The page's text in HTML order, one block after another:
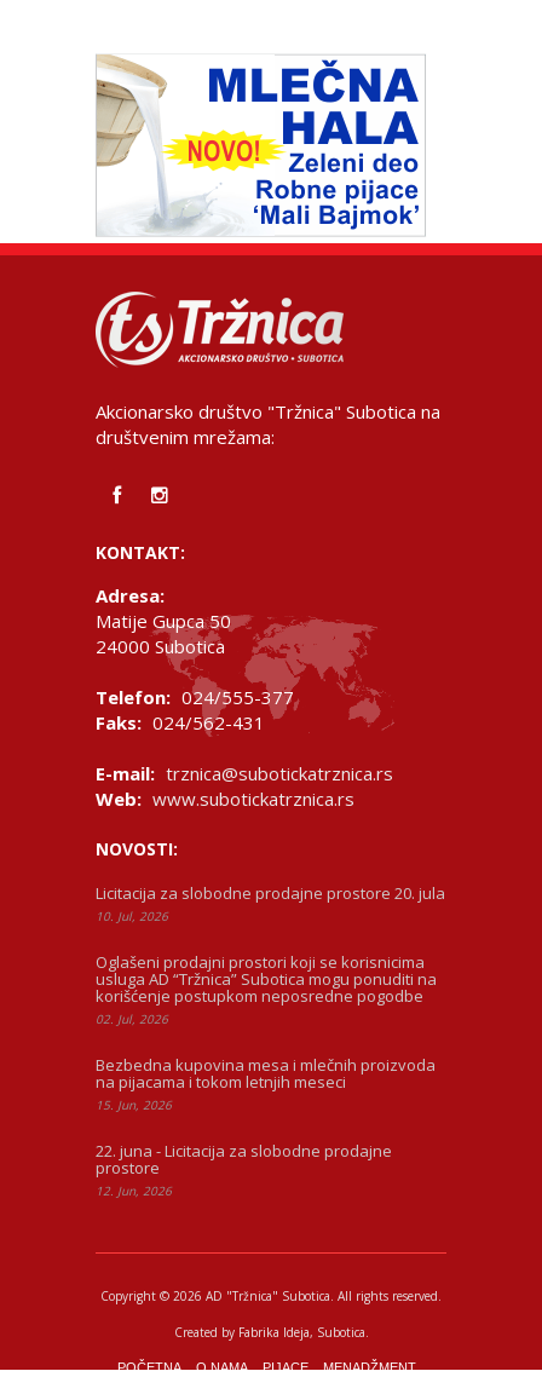
Akcionarsko društvo "Tržnica" Subotica na
društvenim mrežama:
KONTAKT:
Adresa:
Matije Gupca 50
24000 Subotica
Telefon: 024/555-377
Faks: 024/562-431
E-mail: trznica@subotickatrznica.rs
Web: www.subotickatrznica.rs
NOVOSTI:
Licitacija za slobodne prodajne prostore 20. jula
10. Jul, 2026
Oglašeni prodajni prostori koji se korisnicima
usluga AD “Tržnica” Subotica mogu ponuditi na
korišćenje postupkom neposredne pogodbe
02. Jul, 2026
Bezbedna kupovina mesa i mlečnih proizvoda
na pijacama i tokom letnjih meseci
15. Jun, 2026
22. juna - Licitacija za slobodne prodajne
prostore
12. Jun, 2026
Copyright © 2026 AD "Tržnica" Subotica. All rights reserved.
Created by Fabrika Ideja, Subotica.
POČETNA O NAMA PIJACE
MENADŽMENT